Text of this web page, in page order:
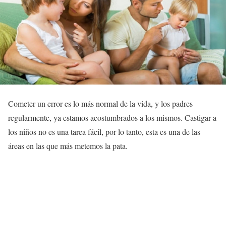
Cometer un error es lo más normal de la vida, y los padres
regularmente, ya estamos acostumbrados a los mismos. Castigar a
los niños no es una tarea fácil, por lo tanto, esta es una de las
áreas en las que más metemos la pata.